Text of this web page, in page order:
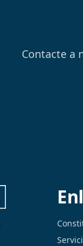
Contacte a